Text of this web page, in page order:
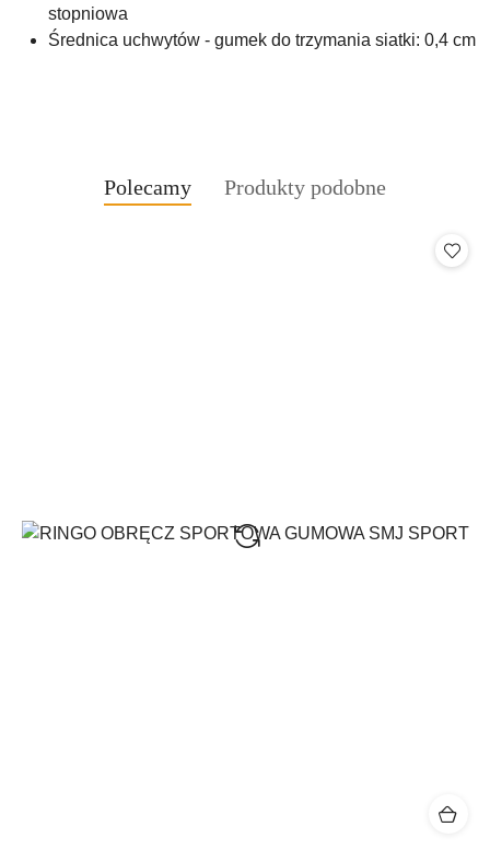
stopniowa
Średnica uchwytów - gumek do trzymania siatki: 0,4 cm
Pomiń karuzelę produktów
Produkty
Polecamy
Produkty
Produkty podobne